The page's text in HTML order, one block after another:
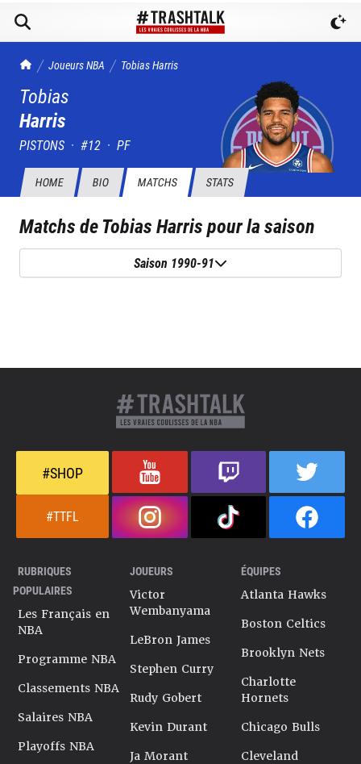
TrashTalk Actu NBA
Joueurs NBA TobiasHarris
Tobias
Harris
PISTONS · #12 · PF
HOME BIO MATCHS STATS
Matchs deTobias Harrispour la saison
Saison 1990-91
#SHOP
#TTFL
RUBRIQUES
POPULAIRES
Les Français en
NBA
Programme NBA
Classements NBA
Salaires NBA
Playoffs NBA
JOUEURS
Victor
Wembanyama
LeBron James
Stephen Curry
Rudy Gobert
Kevin Durant
Ja Morant
ÉQUIPES
Atlanta Hawks
Boston Celtics
Brooklyn Nets
Charlotte
Hornets
Chicago Bulls
Cleveland